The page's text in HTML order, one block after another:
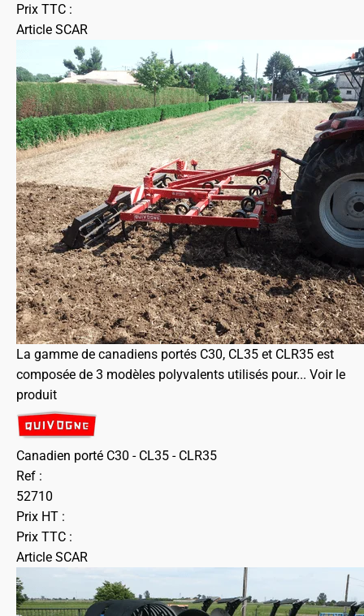
Prix TTC :
Article SCAR
La gamme de canadiens portés C30, CL35 et CLR35 est
composée de 3 modèles polyvalents utilisés pour... Voir le
produit
Canadien porté C30 - CL35 - CLR35
Ref :
52710
Prix HT :
Prix TTC :
Article SCAR